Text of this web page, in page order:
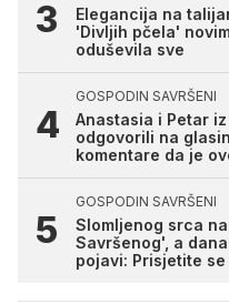
Elegancija na
'Divljih pčela'
oduševila sve
GOSPODIN SAVRŠENI
Anastasia i Petar
odgovorili na
komentare da je
GOSPODIN SAVRŠENI
Slomljenog srca
Savršenog', a
pojavi: Prisjetite